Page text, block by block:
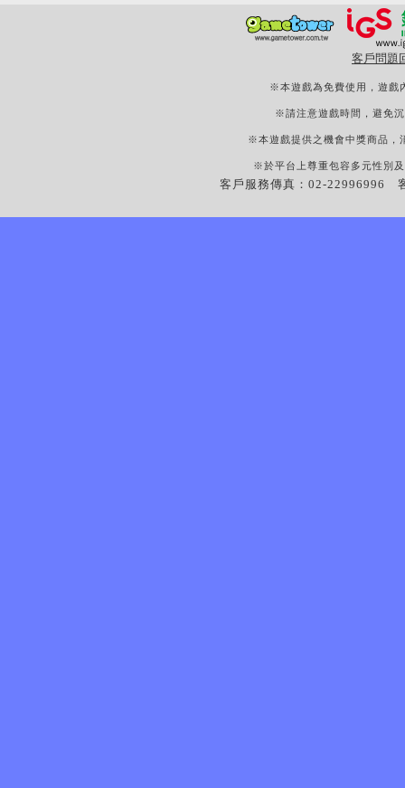
客戶問題
※本遊戲為免費使用，遊戲
※請注意遊戲時間，避免
※本遊戲提供之機會中獎商品，
※於平台上尊重包容多元性別
客戶服務傳真：02-22996996